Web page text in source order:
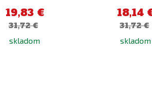
19,83 €
31,72 €
skladom
18,14
31,72 €
skladom